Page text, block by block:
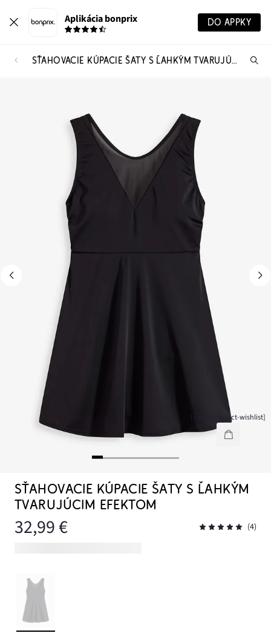
Aplikácia bonprix DO APPKY
SŤAHOVACIE KÚPACIE ŠATY S ĽAHKÝM TVARUJÚCIM EFEKTOM
[node-product-wishlist]
SŤAHOVACIE KÚPACIE ŠATY S ĽAHKÝM
TVARUJÚCIM EFEKTOM
32,99 € (4)